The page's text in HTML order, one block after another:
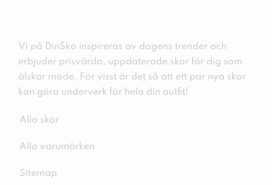
Vi på DinSko inspireras av dagens trender och
erbjuder prisvärda, uppdaterade skor för dig som
älskar mode. För visst är det så att ett par nya skor
kan göra underverk för hela din outfit!
Alla skor
Alla varumärken
Sitemap